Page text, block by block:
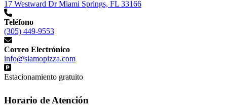
17 Westward Dr Miami Springs, FL 33166
Teléfono
(305) 449-9553
Correo Electrónico
info@siamopizza.com
Estacionamiento gratuito
Horario de Atención